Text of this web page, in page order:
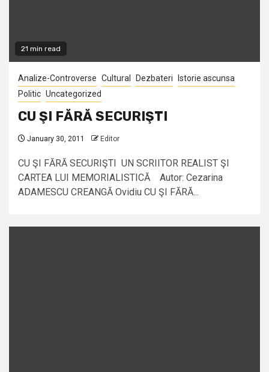
21 min read
Analize-Controverse Cultural Dezbateri
Istorie ascunsa
Politic Uncategorized
CU ŞI FĂRĂ SECURIŞTI
January 30, 2011 Editor
CU ŞI FĂRĂ SECURIŞTI UN SCRIITOR REALIST ŞI
CARTEA LUI MEMORIALISTICĂ Autor: Cezarina
ADAMESCU CREANGĂ Ovidiu CU ŞI FĂRĂ...